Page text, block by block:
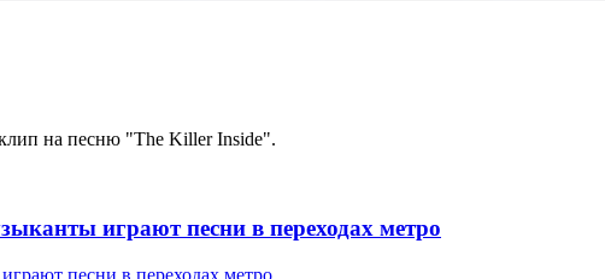
на песню "The Killer Inside".
играют песни в переходах метро